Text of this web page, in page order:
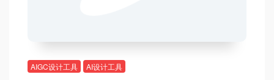
AIGC设计工具 AI设计工具